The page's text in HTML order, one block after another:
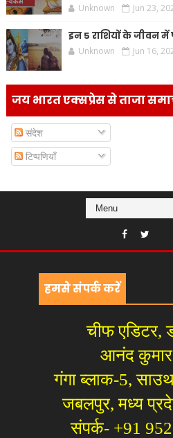
Unknown Jun 23,
इन 5 राशियों के जीवन में
Unknown Jun 16,
जय भारत एक्सप्रेस से ताजा
संदेश
टिप्पणियाँ
हमसे संपर्क करें
चीफ एडिटर,
आनंद
गंगा ब्लाक-5,
जबलपुर, मध्य
संपर्क- +91